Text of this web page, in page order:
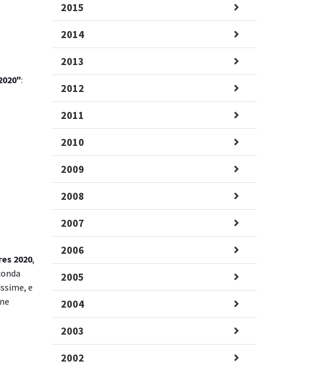
:
2020,
e
2015
2014
2013
2012
2011
2010
2009
2008
2007
2006
2005
2004
2003
2002